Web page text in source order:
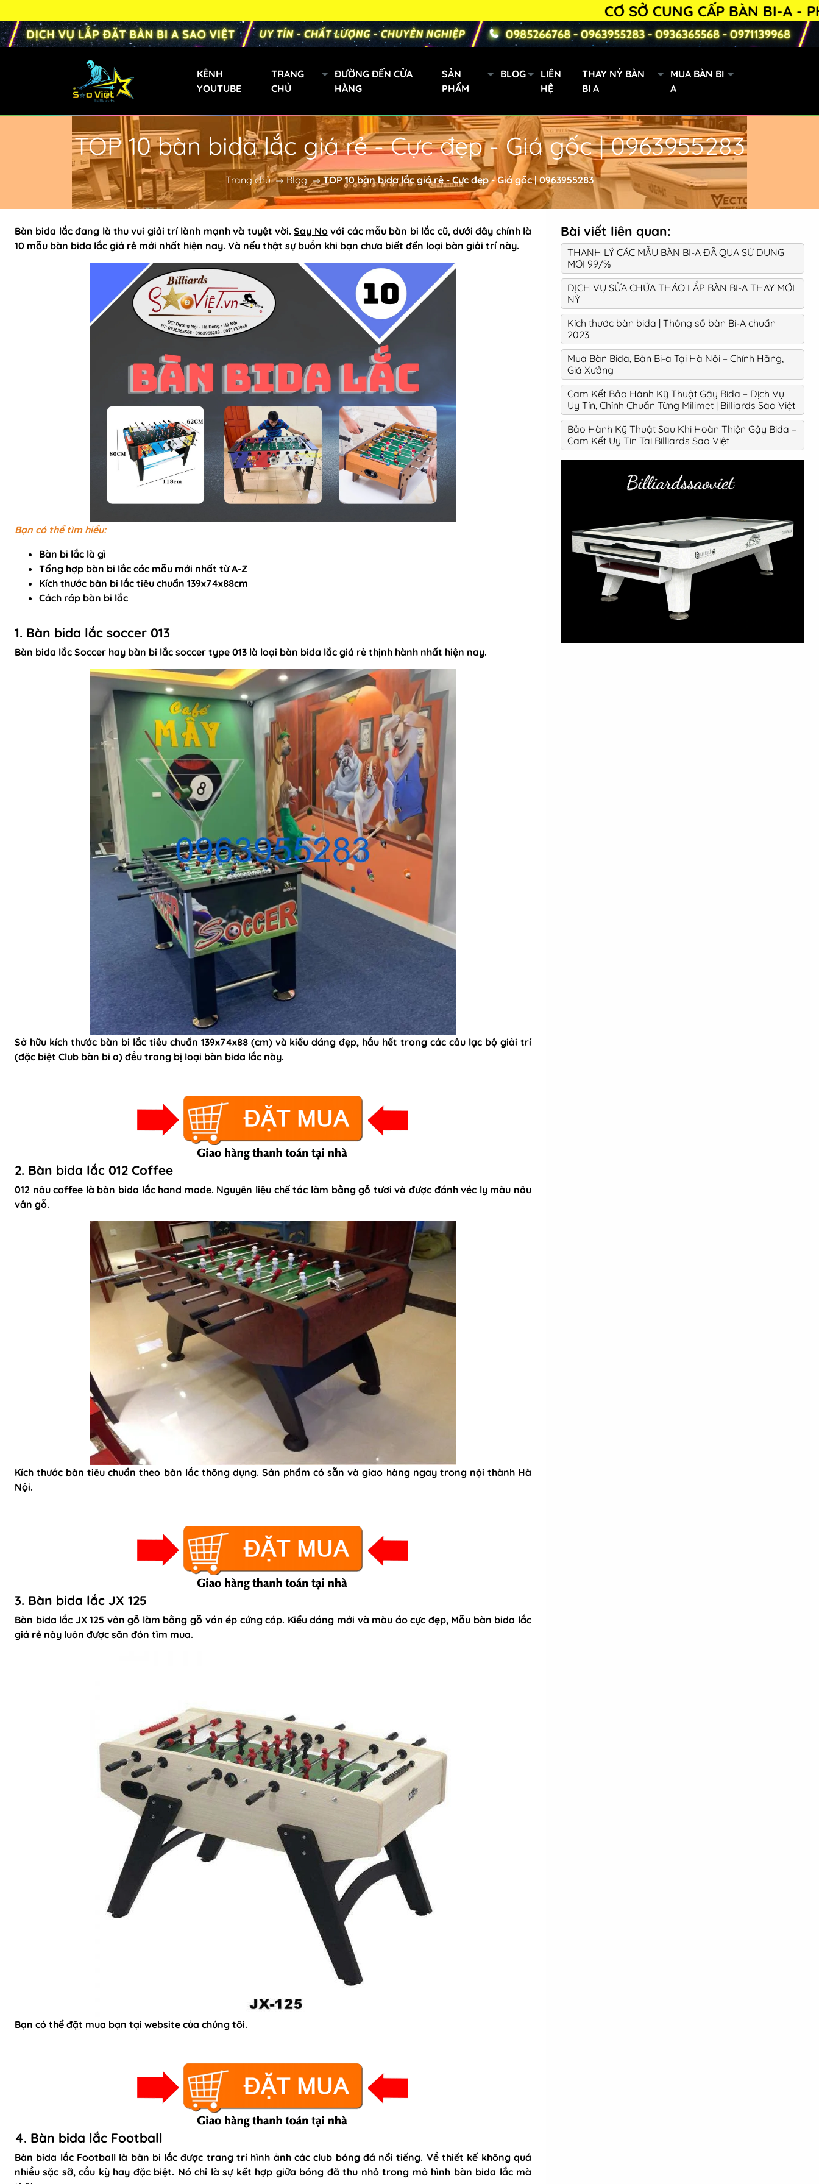
CƠ SỞ CUNG CẤP BÀN BI-A -
KÊNH
YOUTUBE
TRANG
CHỦ
ĐƯỜNG ĐẾN CỬA
HÀNG
SẢN
PHẨM
Bàn Bi-a Phăng
Bàn Bida Phăng Mini
Bàn Bi-a Gia Đình
Bàn Bi-a Trẻ Em
Bàn Bi-a Dragon
Bàn Bi-a Thi Đấu
Gậy bi a xách tay
Cơ Bida Predator
Gậy Fury
Bàn Bi-a 9019 lướt
Vải nỉ trải bàn Bi-a
Quấn chỉ cơ bida
Bo đầu cơ bida
Phụ kiện BiDa
Găng tay Bida
Băng Cao Su
Bóng Bi A
Nơ Bi A
Bàn bi lắc văn phòng
Phụ kiện bàn bi lắc
Bàn bi lắc gia đình
Bàn bi lắc mini
Bàn bi lắc cũ
BLOG
LIÊN
HỆ
THAY NỶ BÀN
BI A
MUA BÀN BI
A
TOP 10 bàn bida lắc giá rẻ - Cực đẹp - Giá gốc | 0963955283
Trang chủ Blog TOP 10 bàn bida lắc giá rẻ - Cực đẹp - Giá gốc | 0963955283
Bàn bida lắcđang là thu vui giải trí lành mạnh và tuyệt vời.Say Novới các mẫu bàn bi lắc cũ, dưới đây chính là
10 mẫu bàn bida lắc giá rẻ mới nhất hiện nay. Và nếu thật sự buồn khi bạn chưa biết đến loại bàn giải trí này.
Bạn có thể tìm hiểu:
Bàn bi lắc là gì
Tổng hợp bàn bi lắc các mẫu mới nhất từ A-Z
Kích thước bàn bi lắc tiêu chuẩn 139x74x88cm
Cách ráp bàn bi lắc
1. Bàn bida lắc soccer 013
Bàn bida lắc Soccer hay bàn bi lắc soccer type 013 là loại bàn bida lắc giá rẻ thịnh hành nhất hiện nay.
Sở hữu kích thước bàn bi lắc tiêu chuẩn 139x74x88 (cm) và kiểu dáng đẹp, hầu hết trong các câu lạc bộ giải trí
(đặc biệt Club bàn bi a) đều trang bị loại bàn bida lắc này.
2. Bàn bida lắc 012 Coffee
012 nâu coffee là bàn bida lắc hand made. Nguyên liệu chế tác làm bằng gỗ tươi và được đánh véc ly màu nâu
vân gỗ.
Kích thước bàn tiêu chuẩn theo bàn lắc thông dụng. Sản phẩm có sẵn và giao hàng ngay trong nội thành Hà
Nội.
3. Bàn bida lắc JX 125
Bàn bida lắc JX 125 vân gỗ làm bằng gỗ ván ép cứng cáp. Kiểu dáng mới và màu áo cực đẹp, Mẫu bàn bida lắc
giá rẻ này luôn được săn đón tìm mua.
Bạn có thể đặt mua bạn tại website của chúng tôi.
4. Bàn bida lắc Football
Bàn bida lắc Football là bàn bi lắc được trang trí hình ảnh các club bóng đá nổi tiếng. Về thiết kế không quá
nhiều sặc sỡ, cầu kỳ hay đặc biệt. Nó chỉ là sự kết hợp giữa bóng đã thu nhỏ trong mô hình bàn bida lắc mà
Bài viết liên quan:
THANH LÝ CÁC MẪU BÀN BI-A ĐÃ QUA SỬ DỤNG
MỚI 99/%
DỊCH VỤ SỬA CHỮA THÁO LẮP BÀN BI-A THAY MỚI
NỶ
Kích thước bàn bida | Thông số bàn Bi-A chuẩn
2023
Mua Bàn Bida, Bàn Bi-a Tại Hà Nội – Chính Hãng,
Giá Xưởng
Cam Kết Bảo Hành Kỹ Thuật Gậy Bida – Dịch Vụ
Uy Tín, Chỉnh Chuẩn Từng Milimet | Billiards Sao Việt
Bảo Hành Kỹ Thuật Sau Khi Hoàn Thiện Gậy Bida –
Cam Kết Uy Tín Tại Billiards Sao Việt